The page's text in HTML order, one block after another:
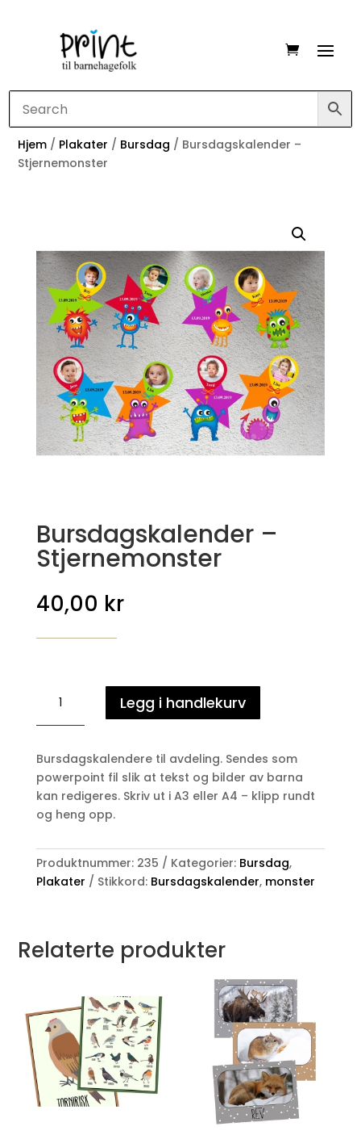
Hjem / Plakater / Bursdag / Bursdagskalender –
Stjernemonster
Bursdagskalender –
Stjernemonster
40,00 kr
Bursdagskalender
Stjernemonster
Legg i handlekurv
Bursdagskalendere til avdeling. Sendes som
powerpoint fil slik at tekst og bilder av barna
kan redigeres. Skriv ut i A3 eller A4 – klipp rundt
og heng opp.
Produktnummer: 235 Kategorier: Bursdag,
Plakater
Stikkord: Bursdagskalender, monster
Relaterte produkter